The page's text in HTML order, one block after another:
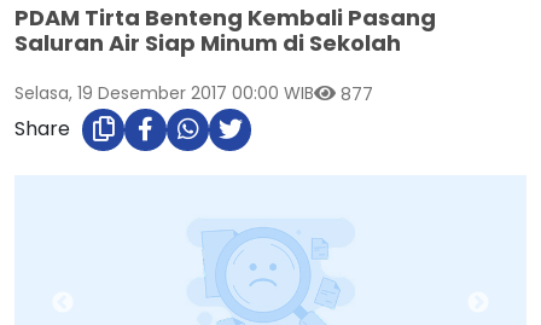
PDAM Tirta Benteng Kembali Pasang
Saluran Air Siap Minum di Sekolah
Selasa, 19 Desember 2017 00:00 WIB 877
Share